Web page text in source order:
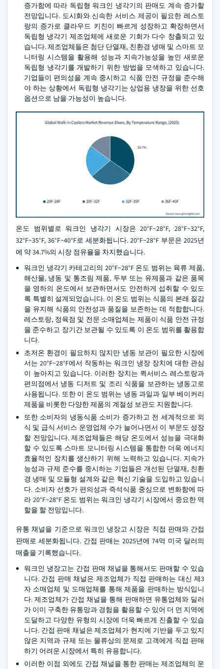
증가함에 따라 독립형 워크인 냉각기의 판매도 계속 증가할
전망입니다. 도시화와 신속한 서비스 제공이 필요한 레스토
랑의 증가로 클라우드 키친이 빠르게 성장하고 확장하면서
독립형 냉각기 제조업체에 새로운 기회가 다수 창출되고 있
습니다. 제조업체들은 첨단 단열재, 친환경 냉매 및 스마트 모
니터링 시스템을 활용해 성능과 지속가능성을 높인 새로운
독립형 냉각기를 개발하기 위한 방법을 모색하고 있습니다.
기업들이 편의성을 계속 중시하고 식품 안전 규정을 준수해
야 하는 상황에서 독립형 냉각기는 상업용 냉장을 위한 선호
옵션으로 남을 가능성이 높습니다.
온도 범위별로 워크인 냉각기 시장은 20°F~28°F, 28°F~32°F,
32°F~35°F, 36°F~40°F로 세분화됩니다. 20°F~28°F 부문은 2025년
에 약 34.7%의 시장 점유율을 차지했습니다.
워크인 냉각기 카테고리의 20°F~28°F 온도 범위는 육류 제품,
해산물, 냉동 및 통조림 제품, 두부 또는 유제품과 같은 품목
을 영하의 온도에서 보관하면서도 안전하게 섭취할 수 있도
록 특별히 설계되었습니다. 이 온도 범위는 식품의 본래 질감
을 유지해 식품의 안전성과 품질을 보존하는 데 적합합니다.
레스토랑, 정육점 및 전문 소매업체는 제품이 식품 안전 규정
을 준수하고 장기간 보관될 수 있도록 이 온도 범위를 활용합
니다.
초저온 환경이 필요하지 않지만 냉동 보관이 필요한 시장에
서는 20°F~28°F에서 작동하는 워크인 냉장 장치에 대한 관심
이 높아지고 있습니다. 이러한 장치는 퀵서비스 레스토랑과
편의점에서 냉동 디저트 및 조리 식품을 보관하는 냉동고로
사용됩니다. 또한 이 온도 범위는 냉동 과일과 일부 베이커리
제품을 비롯한 다양한 제품의 계절성 보관도 지원합니다.
또한 소비자의 냉동식품 소비가 증가하고 전 세계적으로 외
식 및 급식 서비스 운영업체 수가 늘어나면서 이 부문도 성장
할 전망입니다. 제조업체들은 해당 온도에서 성능을 극대화
할 수 있도록 스마트 모니터링 시스템을 통합한 더욱 에너지
효율적인 장치를 생산하기 위해 노력하고 있습니다. 지속가
능성과 규제 준수를 중시하는 기업들은 개선된 단열재, 친환
경 냉매 및 모듈형 설계와 같은 혁신 기술을 도입하고 있습니
다. 소비자 선호가 편의성과 즉석식품 중심으로 변화함에 따
라 20°F~28°F 온도 범위는 워크인 냉각기 시장에서 중요한 역
할을 할 전망입니다.
유통 채널을 기준으로 워크인 냉장고 시장은 직접 판매와 간접
판매로 세분화됩니다. 간접 판매는 2025년에 74억 미국 달러의
매출을 기록했습니다.
워크인 냉장고는 간접 판매 채널을 통해서도 판매할 수 있습
니다. 간접 판매 채널은 제조업체가 직접 판매하는 대신 제3
자 소매업체 및 도매업체를 통해 제품을 판매하는 방식입니
다. 제조업체가 간접 채널을 통해 판매하면 유통업체와 딜러
가 이미 구축한 유통망과 경험을 활용할 수 있어 더 먼 지역에
도달하고 다양한 유형의 시장에 더욱 빠르게 진출할 수 있습
니다. 간접 판매 채널은 제조업체가 현지에 기반을 두고 있지
않은 지역과 규제 또는 물류상의 문제로 고객에게 직접 판매
하기 어려운 시장에서 특히 유용합니다.
이러한 이점 외에도 간접 채널을 통한 판매는 제조업체의 운